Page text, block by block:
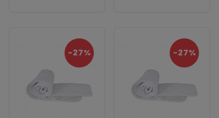
-27% -27%